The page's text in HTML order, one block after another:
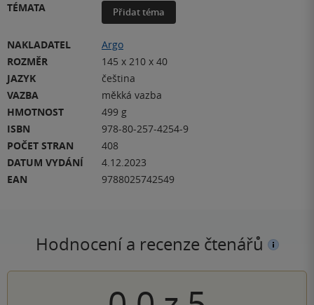
TÉMATA
Přidat téma
NAKLADATEL
Argo
ROZMĚR
145 x 210 x 40
JAZYK
čeština
VAZBA
měkká vazba
HMOTNOST
499 g
ISBN
978-80-257-4254-9
POČET STRAN
408
DATUM VYDÁNÍ
4.12.2023
EAN
9788025742549
Hodnocení a recenze čtenářů